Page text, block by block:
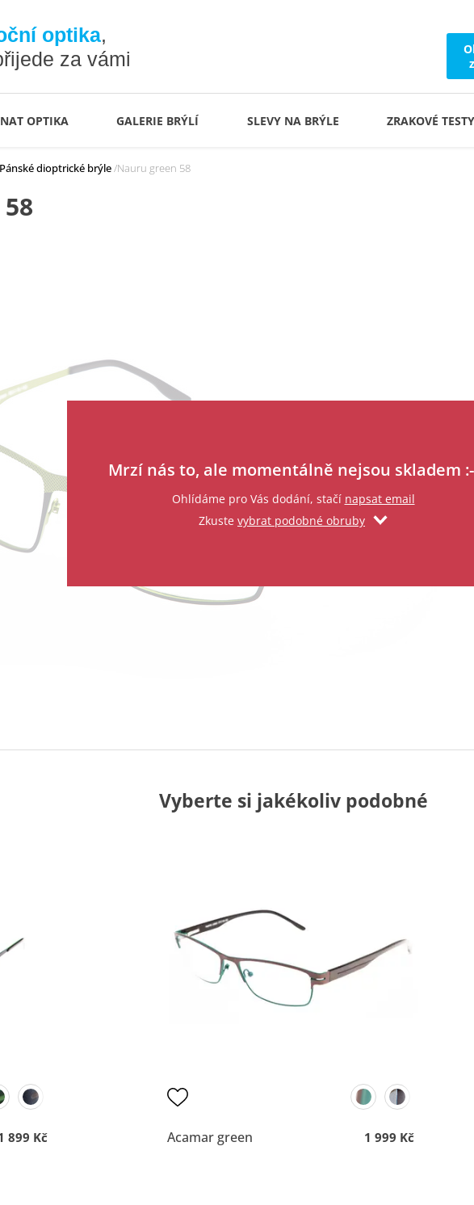
optika,
za vámi
OPTIKA GALERIE BRÝLÍ SLEVY NA BRÝLE ZRAKOVÉ TESTY
Pánské dioptrické brýle Nauru green 58
Mrzí nás to, ale momentálně nejsou skladem
Ohlídáme pro Vás dodání, stačí napsat email
Zkuste vybrat podobné obruby
Vyberte si jakékoliv podobné
899 Kč Acamar green 1 999 Kč